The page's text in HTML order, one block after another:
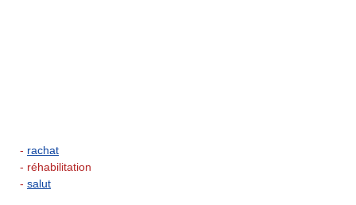
- rachat
- réhabilitation
- salut